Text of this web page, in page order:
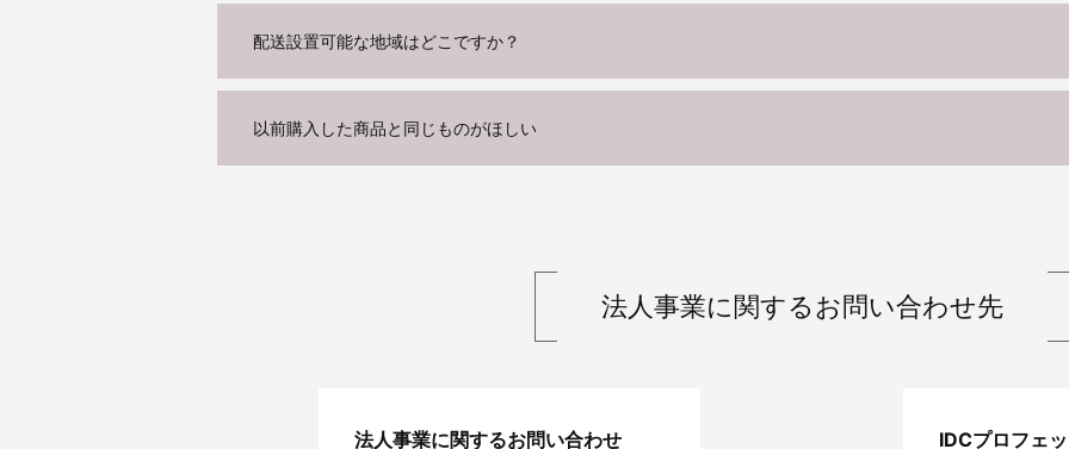
配送設置可能な地域はどこですか？
以前購入した商品と同じものがほしい
法人事業に関する お問い合わせ先
法人事業に関するお問い合わせ IDCプロフェ